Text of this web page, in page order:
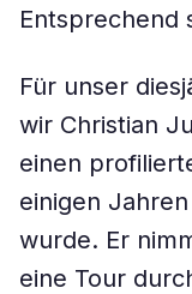
Entsprechend
Für unser
wir Christian
einen
einigen
wurde. Er
eine Tour